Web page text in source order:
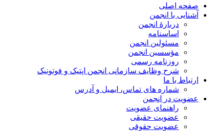
صفحه اصلی
آشنایی با انجمن
دربارۀ انجمن
اساسنامه
مسئولین انجمن
مؤسسین انجمن
روزنامه رسمی
شرح وظایف سازمانی انجمن اپتیک و فوتونیک
ارتباط با ما
شماره های تماس، ایمیل و آدرس
عضویت در انجمن
راهنمای عضویت
عضویت حقیقی
عضویت حقوقی